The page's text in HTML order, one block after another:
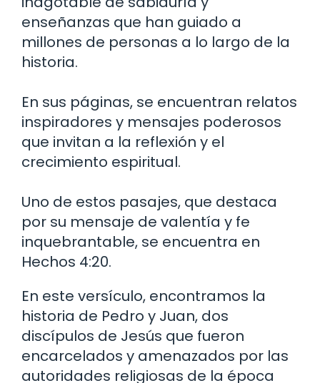
enseñanzas que han guiado a
millones de personas a lo largo de la
historia.
En sus páginas, se encuentran relatos
inspiradores y mensajes poderosos
que invitan a la reflexión y el
crecimiento espiritual.
Uno de estos pasajes, que destaca
por su mensaje de valentía y fe
inquebrantable, se encuentra en
Hechos 4:20.
En este versículo, encontramos la
historia de Pedro y Juan, dos
discípulos de Jesús que fueron
encarcelados y amenazados por las
autoridades religiosas de la época